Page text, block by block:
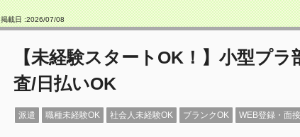
掲載日 :2026/07/08
【未経験スタートOK！】小型プ
査/日払いOK
派遣 職種未経験OK 社会人未経験OK ブランクOK WEB登録・面